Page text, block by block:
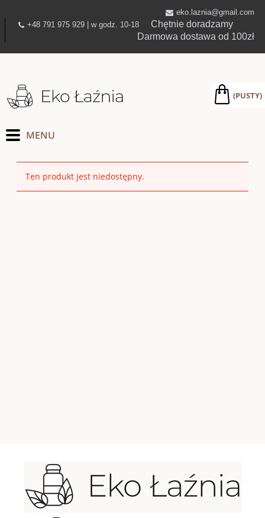
eko.laznia@gmail.com
+48 791 975 929 | w godz. 10-18 Chętnie doradzamy
Darmowa dostawa od 100zł
(PUSTY)
Ten produkt jest niedostępny.